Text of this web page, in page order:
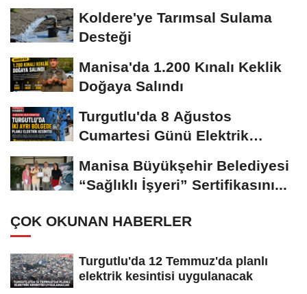
Koldere'ye Tarımsal Sulama
Desteği
Manisa'da 1.200 Kınalı Keklik
Doğaya Salındı
Turgutlu'da 8 Ağustos
Cumartesi Günü Elektrik
Manisa Büyükşehir Belediyesi
“Sağlıklı İşyeri” Sertifikasını...
ÇOK OKUNAN HABERLER
Turgutlu'da 12 Temmuz'da planlı
elektrik kesintisi uygulanacak